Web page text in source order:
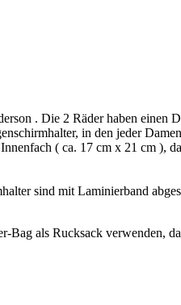
. Die 2 Räder haben einen
in den jeder
( ca. 17 cm x 21 cm ),
sind mit Laminierband
als Rucksack verwenden,